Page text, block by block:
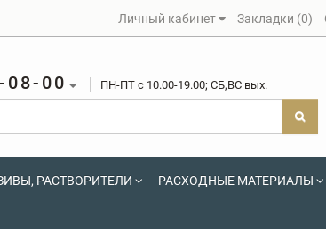
Личный кабинет Закладки (0)
08-00 ПН-ПТ c 10.00-19.00; СБ,ВС вых.
РАСТВОРИТЕЛИ РАСХОДНЫЕ МАТЕРИАЛЫ